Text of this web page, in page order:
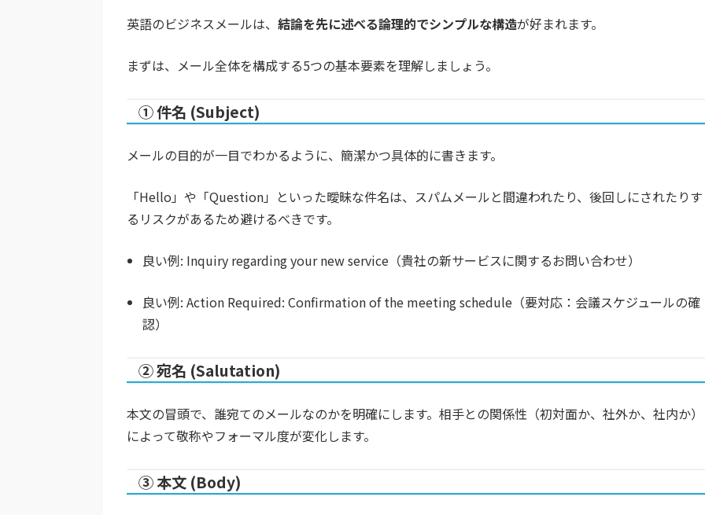
英語のビジネスメールは、 結論を先に述べる論理的でシンプルな構造が好まれます。
まずは、メール全体を構成する5つの基本要素を理解しましょう。
① 件名 (Subject)
メールの目的が一目でわかるように、簡潔かつ具体的に書きます。
「Hello」や「Question」といった曖昧な件名は、スパムメールと間違われたり、後回しにされたりす
るリスクがあるため避けるべきです。
良い例: Inquiry regarding your new service （貴社の新サービスに関するお問い合わせ）
良い例: Action Required: Confirmation of the meeting schedule （要対応：会議スケジュールの確
認）
② 宛名 (Salutation)
本文の冒頭で、誰宛てのメールなのかを明確にします。相手との関係性（初対面か、社外か、社内か）
によって敬称やフォーマル度が変化します。
③ 本文 (Body)